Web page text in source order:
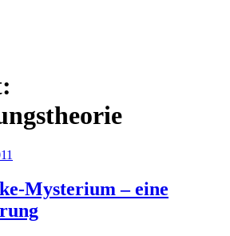
Mysterium – eine